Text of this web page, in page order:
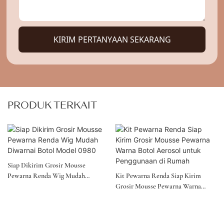
KIRIM PERTANYAAN SEKARANG
PRODUK TERKAIT
Siap Dikirim Grosir Mousse
Pewarna Renda Wig Mudah
Kit Pewarna Renda Siap Kirim
Grosir Mousse Pewarna Warna